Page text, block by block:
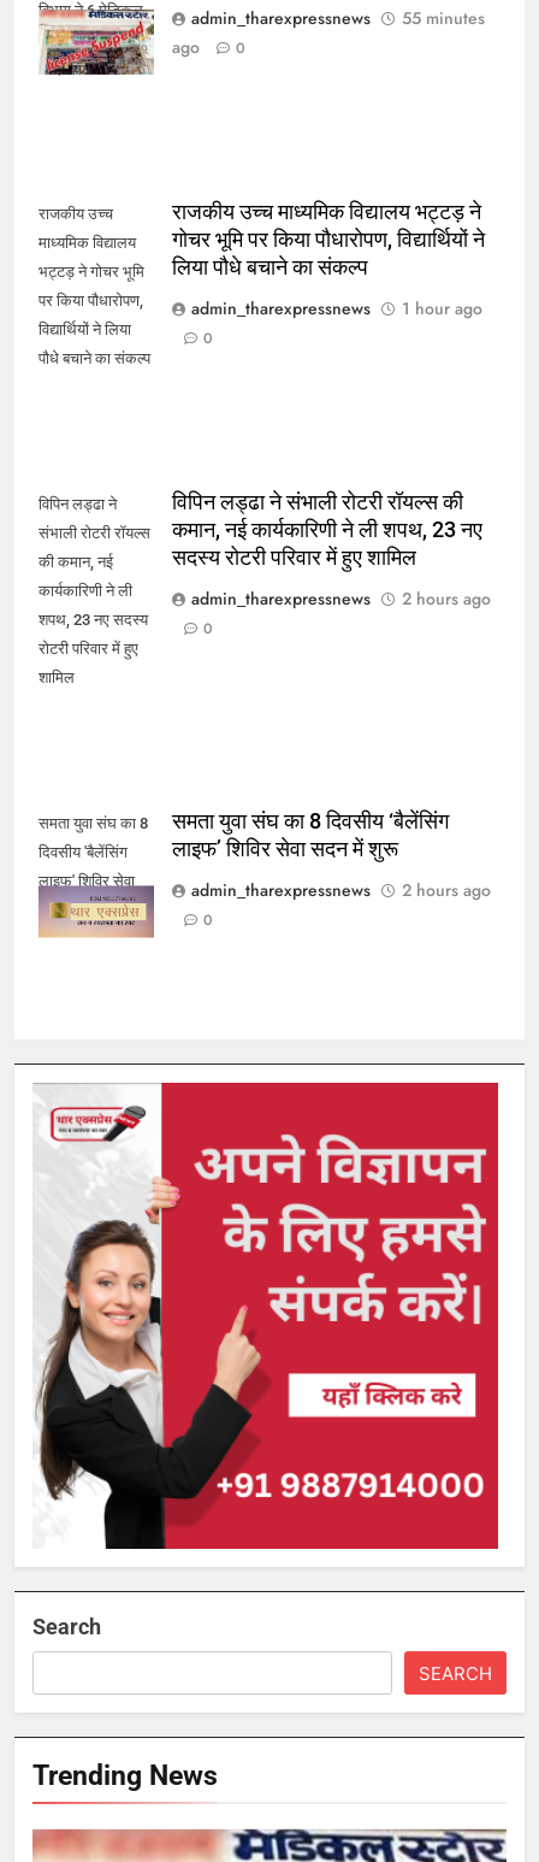
विभाग ने 6 मेडिकल
स्टोर्स के लाइसेंस
किए निलंबित
admin_tharexpressnews
55 minutes
ago
0
राजकीय उच्च
माध्यमिक विद्यालय
भट्टड़ ने गोचर भूमि
पर किया पौधारोपण,
विद्यार्थियों ने लिया
पौधे बचाने का संकल्प
राजकीय उच्च माध्यमिक विद्यालय भट्टड़ ने
गोचर भूमि पर किया पौधारोपण, विद्यार्थियों ने
लिया पौधे बचाने का संकल्प
admin_tharexpressnews
1 hour ago
0
विपिन लड्ढा ने
संभाली रोटरी रॉयल्स
की कमान, नई
कार्यकारिणी ने ली
शपथ, 23 नए सदस्य
रोटरी परिवार में हुए
शामिल
विपिन लड्ढा ने संभाली रोटरी रॉयल्स की
कमान, नई कार्यकारिणी ने ली शपथ, 23 नए
सदस्य रोटरी परिवार में हुए शामिल
admin_tharexpressnews
2 hours ago
0
समता युवा संघ का 8
दिवसीय 'बैलेंसिंग
लाइफ' शिविर सेवा
सदन में शुरू
समता युवा संघ का 8 दिवसीय ‘बैलेंसिंग
लाइफ’ शिविर सेवा सदन में शुरू
admin_tharexpressnews
2 hours ago
0
Search
SEARCH
Trending News